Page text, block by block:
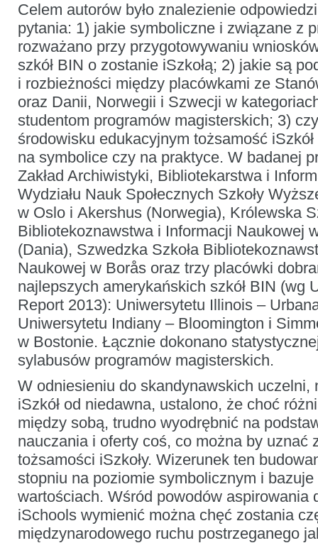
Celem autorów było znalezienie
pytania: 1) jakie symboliczne i związane z
rozważano przy przygotowywaniu
szkół BIN o zostanie iSzkołą; 2) jakie są
i rozbieżności między placówkami ze
oraz Danii, Norwegii i Szwecji w
studentom programów magisterskich; 3)
środowisku edukacyjnym tożsamość iSzkół
na symbolice czy na praktyce. W badanej
Zakład Archiwistyki, Bibliotekarstwa i
Wydziału Nauk Społecznych Szkoły
w Oslo i Akershus (Norwegia), Królewska
Bibliotekoznawstwa i Informacji Naukowej
(Dania), Szwedzka Szkoła
Naukowej w Borås oraz trzy placówki
najlepszych amerykańskich szkół BIN (wg
Report 2013): Uniwersytetu Illinois –
Uniwersytetu Indiany – Bloomington i
w Bostonie. Łącznie dokonano
sylabusów programów magisterskich.
W odniesieniu do skandynawskich uczelni,
iSzkół od niedawna, ustalono, że choć
między sobą, trudno wyodrębnić na
nauczania i oferty coś, co można by uznać
tożsamości iSzkoły. Wizerunek ten
stopniu na poziomie symbolicznym i
wartościach. Wśród powodów aspirowania
iSchools wymienić można chęć zostania
międzynarodowego ruchu postrzeganego